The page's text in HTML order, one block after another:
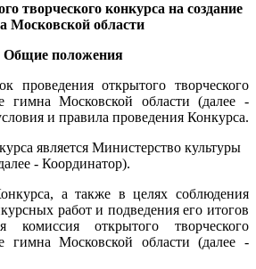
творческого конкурса на создание
Московской области
Общие положения
проведения открытого творческого
гимна Московской области (далее -
и правила проведения Конкурса.
является Министерство культуры
- Координатор).
а также в целях соблюдения
работ и подведения его итогов
комиссия открытого творческого
гимна Московской области (далее -